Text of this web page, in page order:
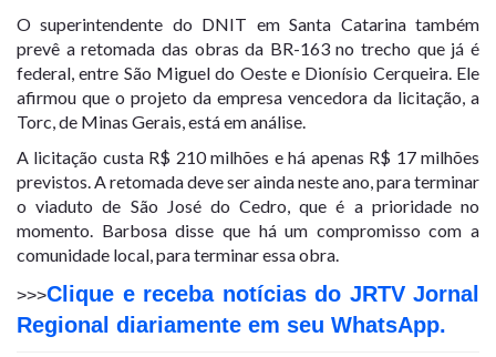
O superintendente do DNIT em Santa Catarina também
prevê a retomada das obras da BR-163 no trecho que já é
federal, entre São Miguel do Oeste e Dionísio Cerqueira. Ele
afirmou que o projeto da empresa vencedora da licitação, a
Torc, de Minas Gerais, está em análise.
A licitação custa R$ 210 milhões e há apenas R$ 17 milhões
previstos. A retomada deve ser ainda neste ano, para terminar
o viaduto de São José do Cedro, que é a prioridade no
momento. Barbosa disse que há um compromisso com a
comunidade local, para terminar essa obra.
>>>Clique e receba notícias do JRTV Jornal
Regional diariamente em seu WhatsApp.